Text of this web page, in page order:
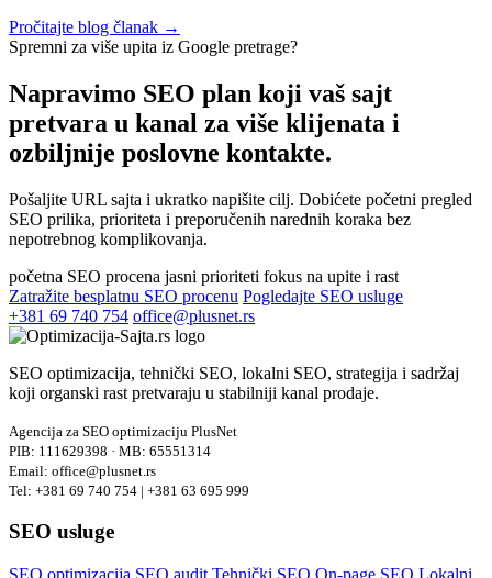
Pročitajte blog članak →
Spremni za više upita iz Google pretrage?
Napravimo SEO plan koji vaš sajt
pretvara u kanal za više klijenata i
ozbiljnije poslovne kontakte.
Pošaljite URL sajta i ukratko napišite cilj. Dobićete početni pregled
SEO prilika, prioriteta i preporučenih narednih koraka bez
nepotrebnog komplikovanja.
početna SEO procena jasni prioriteti fokus na upite i rast
Zatražite besplatnu SEO procenu Pogledajte SEO usluge
+381 69 740 754 office@plusnet.rs
SEO optimizacija, tehnički SEO, lokalni SEO, strategija i sadržaj
koji organski rast pretvaraju u stabilniji kanal prodaje.
Agencija za SEO optimizaciju PlusNet
PIB: 111629398 · MB: 65551314
Email: office@plusnet.rs
Tel: +381 69 740 754 | +381 63 695 999
SEO usluge
SEO optimizacija SEO audit Tehnički SEO On-page SEO Lokalni